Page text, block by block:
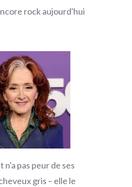
rock aujourd'hui
n'a pas peur de ses
gris – elle le